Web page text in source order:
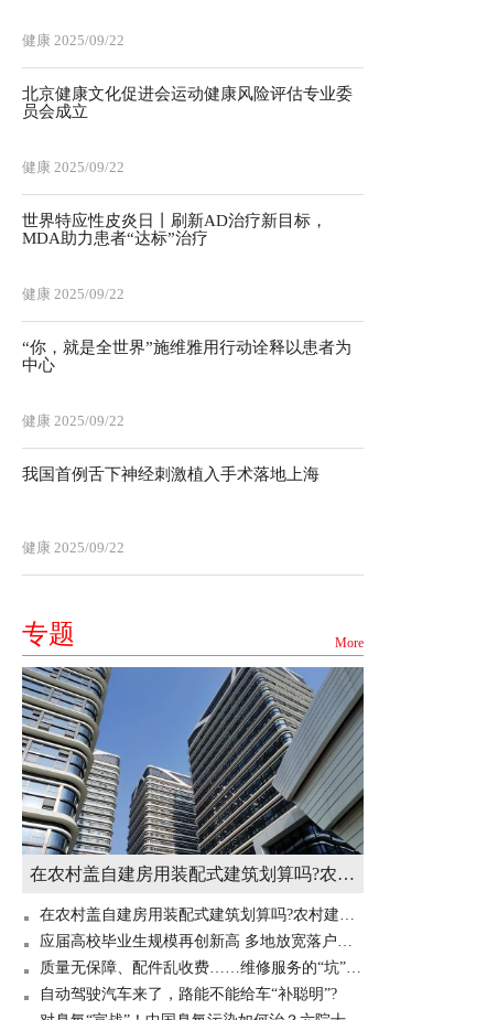
健康 2025/09/22
北京健康文化促进会运动健康风险评估专业委
员会成立
健康 2025/09/22
世界特应性皮炎日丨刷新AD治疗新目标，
MDA助力患者“达标”治疗
健康 2025/09/22
“你，就是全世界”施维雅用行动诠释以患者为
中心
健康 2025/09/22
我国首例舌下神经刺激植入手术落地上海
健康 2025/09/22
专题 More
在农村盖自建房用装配式建筑划算吗?农村建造装配式房屋有补贴吗? 世界快讯
在农村盖自建房用装配式建筑划算吗?农村建造装配式房屋有补贴吗? 世界快讯
应届高校毕业生规模再创新高 多地放宽落户门槛“抢人”
质量无保障、配件乱收费……维修服务的“坑”你掉过吗？
自动驾驶汽车来了，路能不能给车“补聪明”?